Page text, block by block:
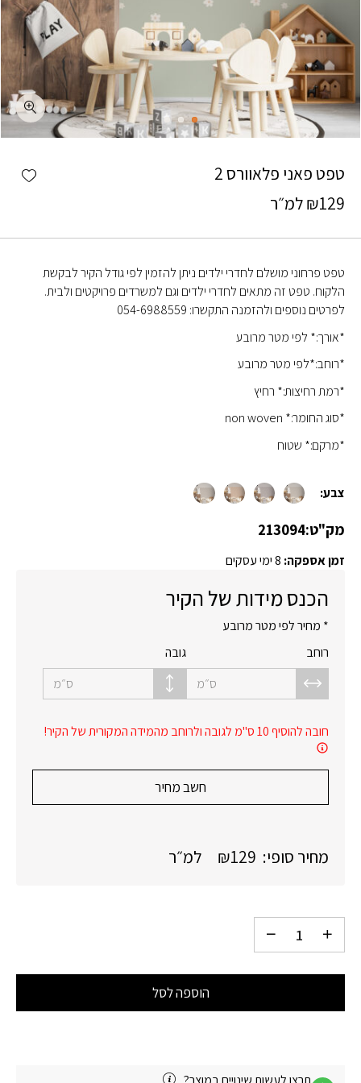
טפט פאני פלאוורס 2
₪129 למ״ר
טפט פרחוני מושלם לחדרי ילדים ניתן להזמין לפי גודל הקיר לבקשת
הלקוח. טפט זה מתאים לחדרי ילדים וגם למשרדים פרויקטים ולבית.
לפרטים נוספים ולהזמנה התקשרו: 054-6988559
*אורך:* לפי מטר מרובע
*רוחב:*לפי מטר מרובע
*רמת רחיצות:* רחיץ
*סוג החומר:* non woven
*מרקם:* שטוח
צבע:
מק"ט:213094
זמן אספקה: 8 ימי עסקים
הכנס מידות של הקיר
* מחיר לפי מטר מרובע
רוחב
ס״מ
גובה
ס״מ
חובה להוסיף 10 ס"מ לגובה ולרוחב מהמידה המקורית של הקיר!
חשב מחיר
מחיר סופי: ₪129 למ״ר
הוספה לסל